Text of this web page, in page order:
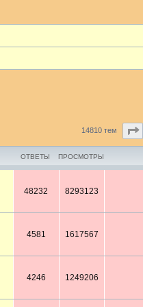
14810 тем
ОТВЕТЫ ПРОСМОТРЫ
48232 8293123
4581 1617567
4246 1249206